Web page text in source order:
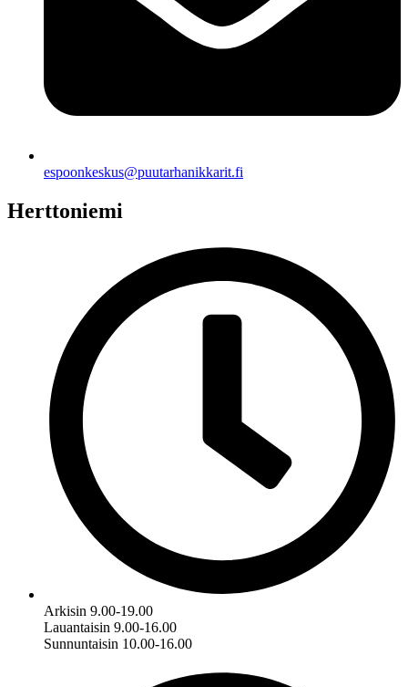
espoonkeskus@puutarhanikkarit.fi
Herttoniemi
Arkisin 9.00-19.00
Lauantaisin 9.00-16.00
Sunnuntaisin 10.00-16.00